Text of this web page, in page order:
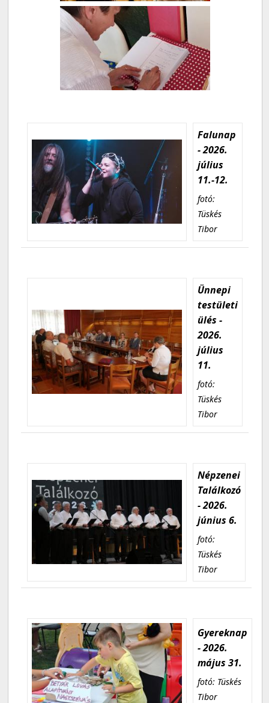
Falunap
- 2026.
július
11.-12.
fotó:
Tüskés
Tibor
Ünnepi
testületi
ülés -
2026.
július
11.
fotó:
Tüskés
Tibor
Népzenei
Találkozó
- 2026.
június 6.
fotó:
Tüskés
Tibor
Gyereknap
- 2026.
május 31.
fotó: Tüskés
Tibor